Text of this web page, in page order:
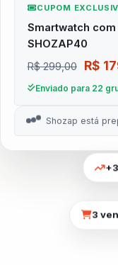
CUPOM
Smartwatch com
SHOZAP40
R$ 299,00 R$
Enviado para 22
Shozap está
3